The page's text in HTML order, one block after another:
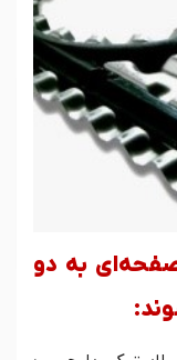
به دو